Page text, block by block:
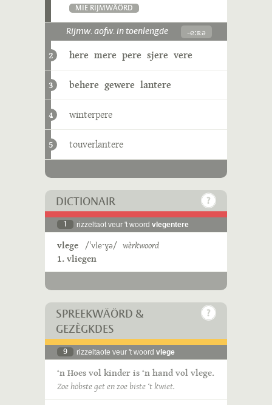
MIE RIJMWÄÖRD
Rijmw. aofw. in toenlengde -eːʀə
2 here mere pere sjere vere
3 behere gewere lantere
4 winterpere
5 touverlantere
DICTIONAIR
1 rizzeltaot veur 't woord vlegentere
vlege /ˈvleˑɣə/ wèrkwoord
1. vliegen
SPREEKWÄÖRD &
GEZÈGKDES
9 rizzeltaote veur 't woord vlege
‘n Hoes vol kinder is ‘n hand vol vlege.
Zoe höbste get en zoe biste ‘t kwiet.